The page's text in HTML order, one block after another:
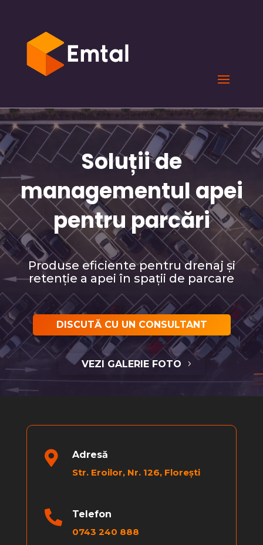
Soluții de
managementul apei
pentru parcări
Produse eficiente pentru drenaj și
retenție a apei în spații de parcare
DISCUTĂ CU UN CONSULTANT
VEZI GALERIE FOTO

Adresă
Str. Eroilor, Nr. 126, Florești

Telefon
0743 240 888